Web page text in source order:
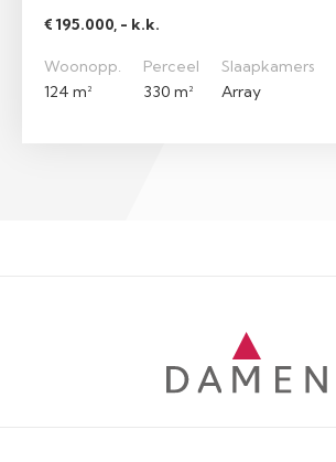
€ 195.000, - k.k.
Woonopp.
124 m²
Perceel
330 m²
Slaapkamers
Array